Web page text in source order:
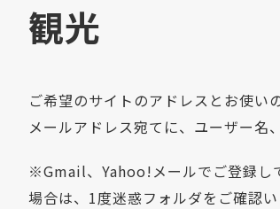
観光
ご希望のサイトのアドレスとお使い
メールアドレス宛てに、ユーザー名
※Gmail、Yahoo!メールでご登録し
場合は、1度迷惑フォルダをご確認